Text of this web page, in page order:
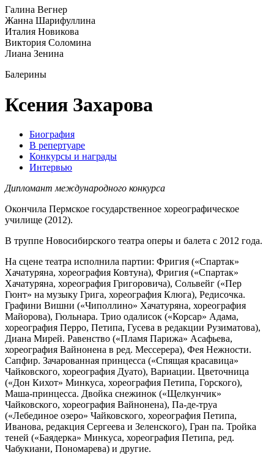
Галина Вегнер
Жанна Шарифуллина
Италия Новикова
Виктория Соломина
Лиана Зенина
Балерины
Ксения Захарова
Биография
В репертуаре
Конкурсы и награды
Интервью
Дипломант международного конкурса
Окончила Пермское государственное хореографическое
училище (2012).
В труппе Новосибирского театра оперы и балета с 2012 года.
На сцене театра исполнила партии: Фригия («Спартак»
Хачатуряна, хореография Ковтуна), Фригия («Спартак»
Хачатуряна, хореография Григоровича), Сольвейг («Пер
Гюнт» на музыку Грига, хореография Клюга), Редисочка.
Графини Вишни («Чиполлино» Хачатуряна, хореография
Майорова), Гюльнара. Трио одалисок («Корсар» Адама,
хореография Перро, Петипа, Гусева в редакции Рузиматова),
Диана Мирей. Равенство («Пламя Парижа» Асафьева,
хореография Вайнонена в ред. Мессерера), Фея Нежности.
Сапфир. Зачарованная принцесса («Спящая красавица»
Чайковского, хореография Дуато), Вариации. Цветочница
(«Дон Кихот» Минкуса, хореография Петипа, Горского),
Маша-принцесса. Двойка снежинок («Щелкунчик»
Чайковского, хореография Вайнонена), Па-де-труа
(«Лебединое озеро» Чайковского, хореография Петипа,
Иванова, редакция Сергеева и Зеленского), Гран па. Тройка
теней («Баядерка» Минкуса, хореография Петипа, ред.
Чабукиани, Пономарева) и другие.